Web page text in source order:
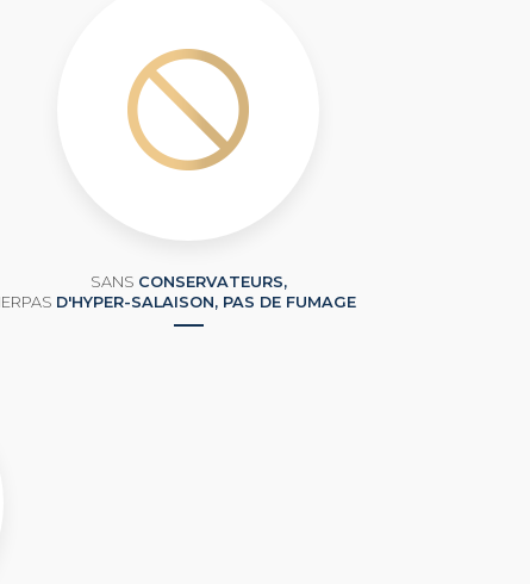
SANS CONSERVATEURS,
PAS D'HYPER-SALAISON, PAS DE FUMAGE